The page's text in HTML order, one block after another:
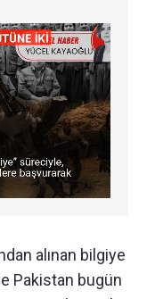
alınan bilgiye
Pakistan bugün